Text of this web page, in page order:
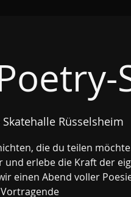
Rüsselsheim
die du teilen
erlebe die Kraft der
einen Abend voller